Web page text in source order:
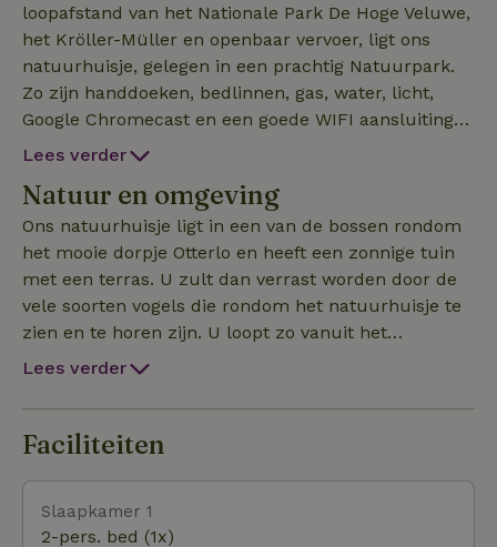
loopafstand van het Nationale Park De Hoge Veluwe,
het Kröller-Müller en openbaar vervoer, ligt ons
natuurhuisje, gelegen in een prachtig Natuurpark.
Zo zijn handdoeken, bedlinnen, gas, water, licht,
Google Chromecast en een goede WIFI aansluiting
bij de prijs inbegrepen. De keuken heeft o.a. een
vriezer, koffieapparaat (Nespresso), waterkoker enz.
Tevens is er een wasmachine aanwezig in de
bungalow. Het natuurhuisje is een geschakelde
vakantiewoning met voldoende privacy. De
slaapkamers liggen in elkaars verlengde waardoor
de (ouder)slaapkamer (voorzien van een boxspring)
alleen te bereiken is via de extra slaapkamer
plattegrond). Alle bedden zijn voorzien van lakens
en voldoende dekens. Verder is er voor de jongste
Lees verder
Natuur en omgeving
Ons natuurhuisje ligt in een van de bossen rondom
het mooie dorpje Otterlo en heeft een zonnige tuin
met een terras. U zult dan verrast worden door de
vele soorten vogels die rondom het natuurhuisje te
zien en te horen zijn. U loopt zo vanuit het
natuurhuisje de bossen in met grote kans om wild
van de natuur te genieten. Fietsen kunt u zelf
meenemen of makkelijk huren bij een van de
er in de omgeving voldoende parken, musea en
andere bezienswaardigheden. Het dorpje Otterlo
Lees verder
Faciliteiten
Slaapkamer 1
2-pers. bed (1x)